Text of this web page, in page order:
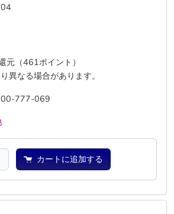
元（461ポイント）
異なる場合があります。
777-069
カートに追加する